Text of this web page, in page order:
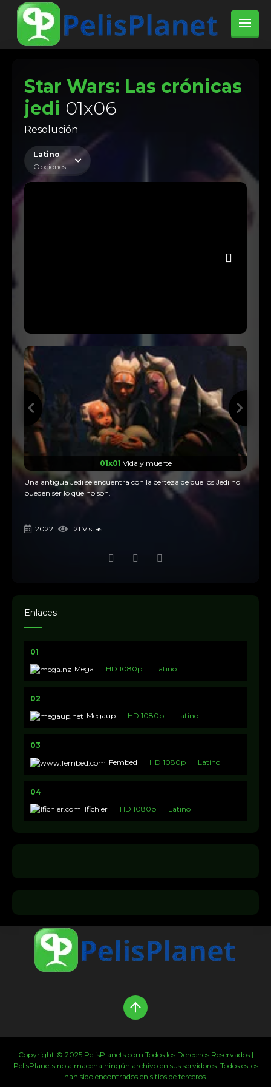
Star Wars: Las crónicas
jedi 01x06
Resolución
Latino
Opciones
01x01 Vida y muerte
Una antigua Jedi se encuentra con la certeza de que los Jedi no
pueden ser lo que no son.
2022 121 Vistas
Enlaces
01
Mega
HD 1080p Latino
02
Megaup
HD 1080p Latino
03
Fembed
HD 1080p Latino
04
1fichier
HD 1080p Latino
Copyright © 2025 PelisPlanets.com Todos los Derechos Reservados |
PelisPlanets no almacena ningún archivo en sus servidores. Todos estos
han sido encontrados en sitios de terceros.